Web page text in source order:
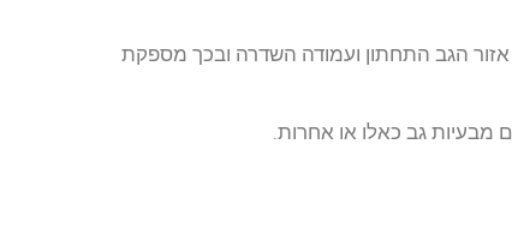
אזור הגב התחתון ועמודה השדרה ובכך מספקת
מבעיות גב כאלו או אחרות.